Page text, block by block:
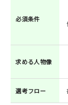
必須条件
求める人物像
選考フロー